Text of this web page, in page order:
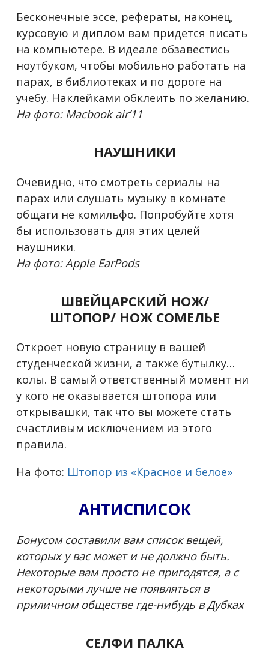
Бесконечные эссе, рефераты, наконец,
курсовую и диплом вам придется писать
на компьютере. В идеале обзавестись
ноутбуком, чтобы мобильно работать на
парах, в библиотеках и по дороге на
учебу. Наклейками обклеить по желанию.
На фото: Macbook air’11
НАУШНИКИ
Очевидно, что смотреть сериалы на
парах или слушать музыку в комнате
общаги не комильфо. Попробуйте хотя
бы использовать для этих целей
наушники.
На фото: Apple EarPods
ШВЕЙЦАРСКИЙ НОЖ/
ШТОПОР/ НОЖ СОМЕЛЬЕ
Откроет новую страницу в вашей
студенческой жизни, а также бутылку…
колы. В самый ответственный момент ни
у кого не оказывается штопора или
открывашки, так что вы можете стать
счастливым исключением из этого
правила.
На фото: Штопор из «Красное и белое»
АНТИСПИСОК
Бонусом составили вам список вещей,
которых у вас может и не должно быть.
Некоторые вам просто не пригодятся, а с
некоторыми лучше не появляться в
приличном обществе где-нибудь в Дубках
СЕЛФИ ПАЛКА